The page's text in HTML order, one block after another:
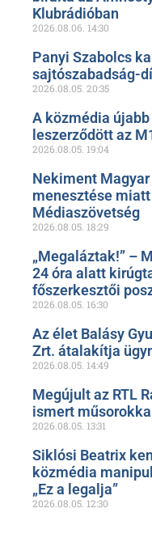
Klubrádióban
2026.08.06. 14:30
Panyi Szabolcs
sajtószabadság-
2026.08.05. 20:35
A közmédia
leszerződött az
2026.08.05. 19:04
Nekiment
menesztése
Médiaszövetség
2026.08.05. 18:29
„Megaláztak!” –
24 óra alatt
főszerkesztői
2026.08.05. 16:30
Az élet Balásy
Zrt. átalakítja
2026.08.05. 14:49
Megújult az RTL
ismert
2026.08.05. 13:31
Siklósi Beatrix
közmédia
„Ez a legalja”
2026.08.05. 12:30